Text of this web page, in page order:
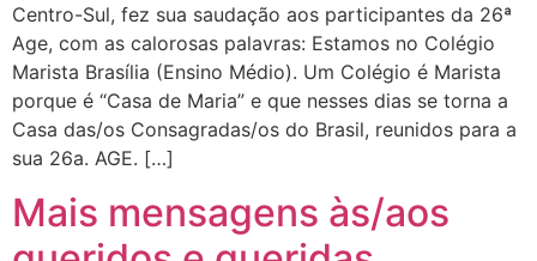
Centro-Sul, fez sua saudação aos participantes da 26ª
Age, com as calorosas palavras: Estamos no Colégio
Marista Brasília (Ensino Médio). Um Colégio é Marista
porque é “Casa de Maria” e que nesses dias se torna a
Casa das/os Consagradas/os do Brasil, reunidos para a
sua 26a. AGE. […]
Mais mensagens às/aos